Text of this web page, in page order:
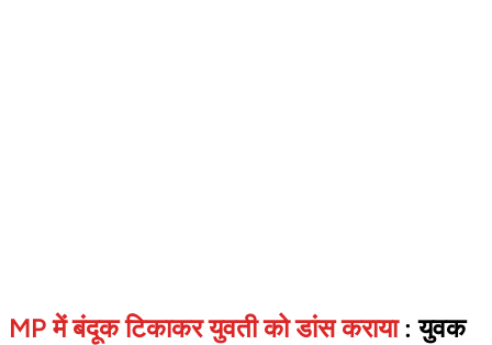
MP में बंदूक टिकाकर युवती को डांस कराया: युवक